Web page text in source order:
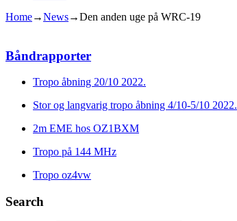
Home→News→Den anden uge på WRC-19
Båndrapporter
Tropo åbning 20/10 2022.
Stor og langvarig tropo åbning 4/10-5/10 2022.
2m EME hos OZ1BXM
Tropo på 144 MHz
Tropo oz4vw
Search